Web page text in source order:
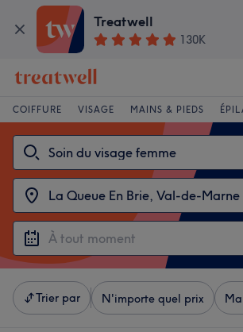
Treatwell
130K
COIFFURE VISAGE MAINS & PIEDS
Trier par N'importe quel prix